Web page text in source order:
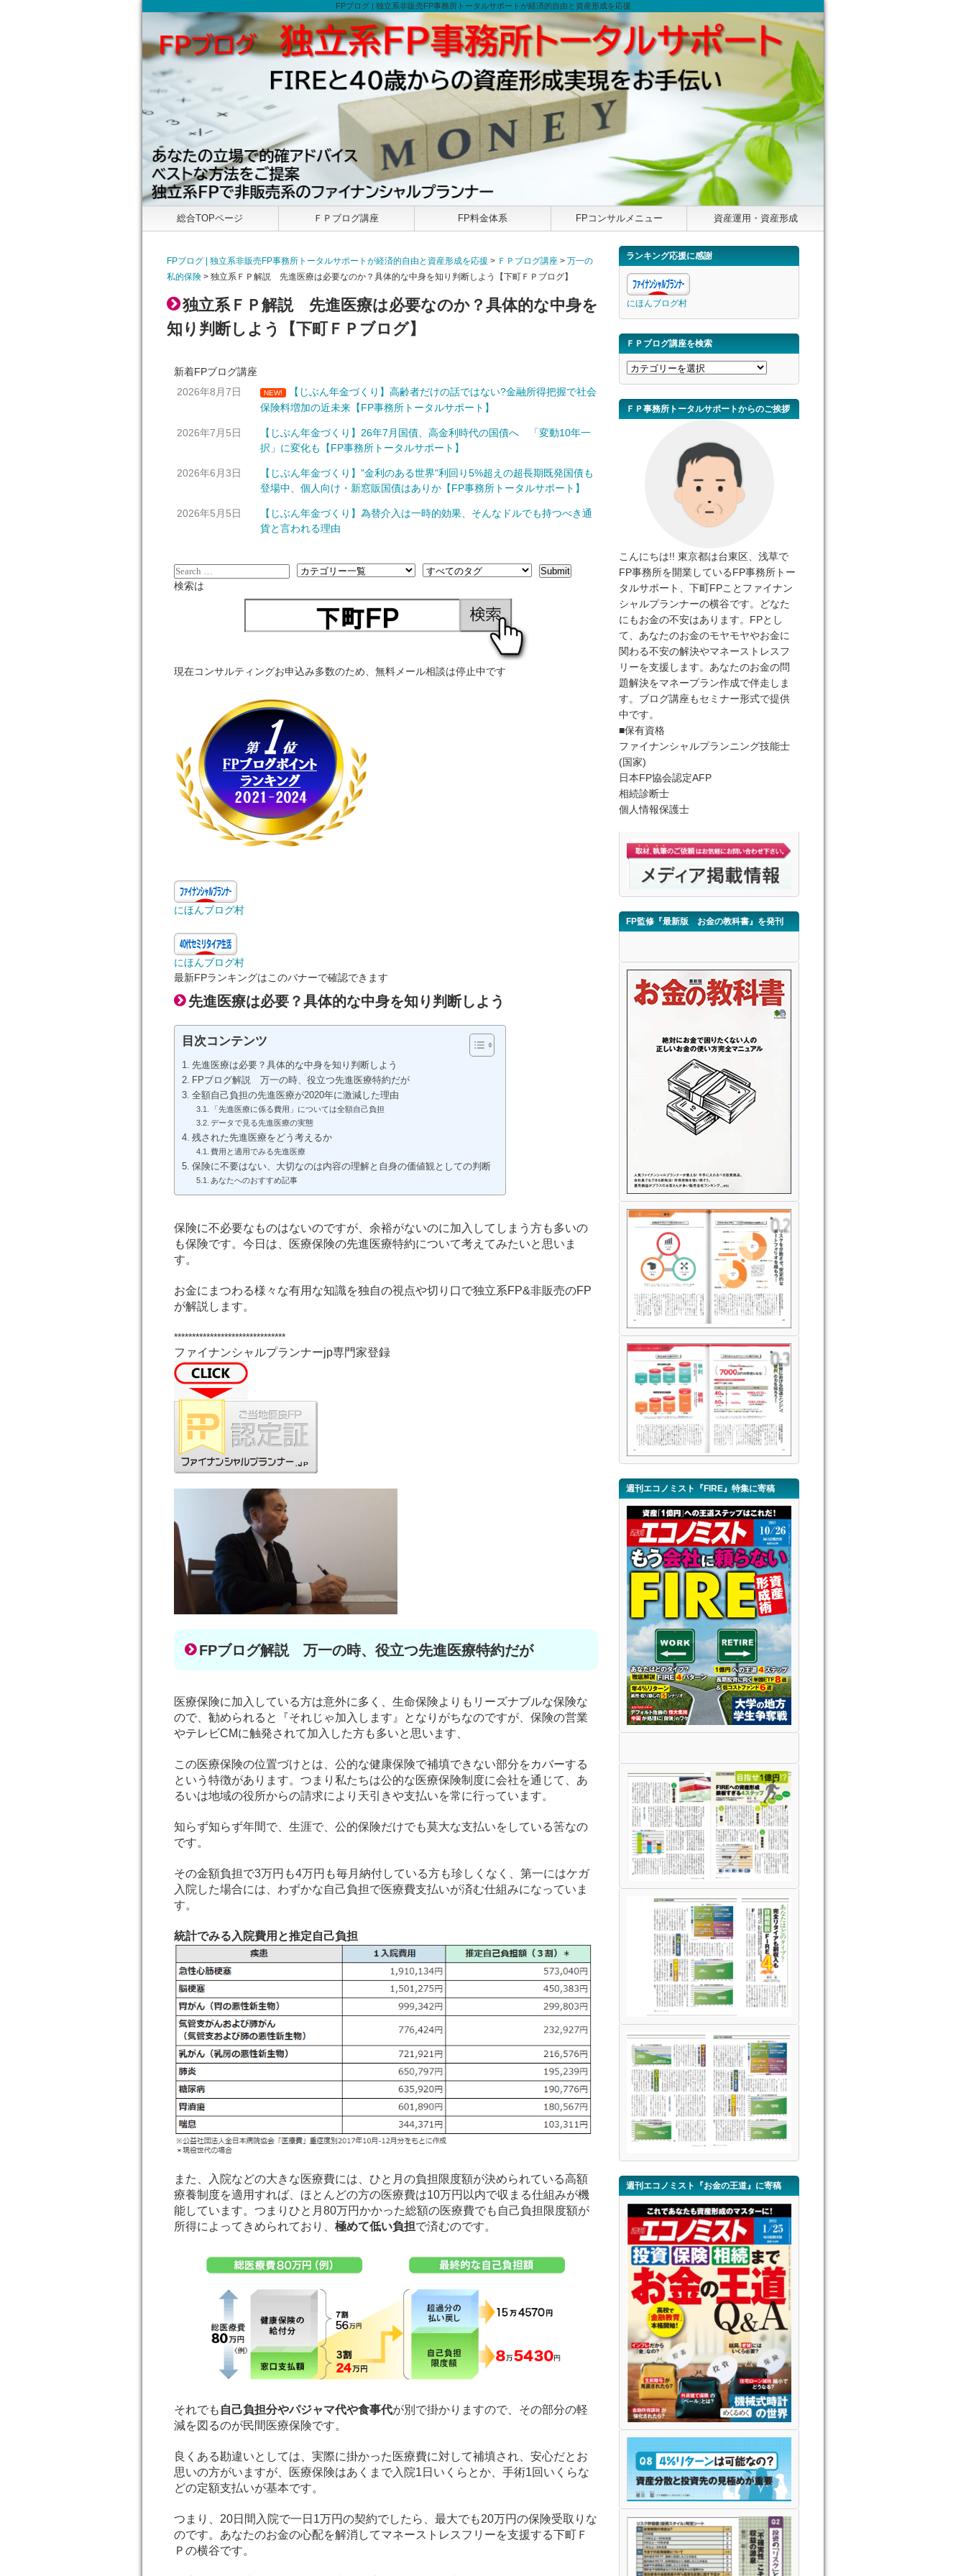
FPブログ | 独立系非販売FP事務所トータルサポートが経済的自由と資産形成を応援
総合TOPページ ＦＰブログ講座 FP料金体系 FPコンサルメニュー 資産運用・資産形成
FPブログ | 独立系非販売FP事務所トータルサポートが経済的自由と資産形成を応援 > ＦＰブログ講座 > 万一の
私的保険 > 独立系ＦＰ解説 先進医療は必要なのか？具体的な中身を知り判断しよう【下町ＦＰブログ】
独立系ＦＰ解説 先進医療は必要なのか？具体的な中身を
知り判断しよう【下町ＦＰブログ】
新着FPブログ講座
2026年8月7日
NEW! 【じぶん年金づくり】高齢者だけの話ではない?金融所得把握で社会
保険料増加の近未来【FP事務所トータルサポート】
2026年7月5日
【じぶん年金づくり】26年7月国債、高金利時代の国債へ 「変動10年一
択」に変化も【FP事務所トータルサポート】
2026年6月3日
【じぶん年金づくり】"金利のある世界"利回り5%超えの超長期既発国債も
登場中、個人向け・新窓販国債はありか【FP事務所トータルサポート】
2026年5月5日
【じぶん年金づくり】為替介入は一時的効果、そんなドルでも持つべき通
貨と言われる理由
検索は
現在コンサルティングお申込み多数のため、無料メール相談は停止中です
にほんブログ村
にほんブログ村
最新FPランキングはこのバナーで確認できます
先進医療は必要？具体的な中身を知り判断しよう
目次コンテンツ
先進医療は必要？具体的な中身を知り判断しよう
FPブログ解説 万一の時、役立つ先進医療特約だが
全額自己負担の先進医療が2020年に激減した理由
「先進医療に係る費用」については全額自己負担
データで見る先進医療の実態
残された先進医療をどう考えるか
費用と適用でみる先進医療
保険に不要はない、大切なのは内容の理解と自身の価値観としての判断
あなたへのおすすめ記事
保険に不必要なものはないのですが、余裕がないのに加入してしまう方も多いの
も保険です。今日は、医療保険の先進医療特約について考えてみたいと思いま
す。
お金にまつわる様々な有用な知識を独自の視点や切り口で独立系FP&非販売のFP
が解説します。
*******************************
ファイナンシャルプランナーjp専門家登録
FPブログ解説 万一の時、役立つ先進医療特約だが
医療保険に加入している方は意外に多く、生命保険よりもリーズナブルな保険な
ので、勧められると『それじゃ加入します』となりがちなのですが、保険の営業
やテレビCMに触発されて加入した方も多いと思います、
この医療保険の位置づけとは、公的な健康保険で補填できない部分をカバーする
という特徴があります。つまり私たちは公的な医療保険制度に会社を通じて、あ
るいは地域の役所からの請求により天引きや支払いを常に行っています。
知らず知らず年間で、生涯で、公的保険だけでも莫大な支払いをしている筈なの
です。
その金額負担で3万円も4万円も毎月納付している方も珍しくなく、第一にはケガ
入院した場合には、わずかな自己負担で医療費支払いが済む仕組みになっていま
す。
統計でみる入院費用と推定自己負担
また、入院などの大きな医療費には、ひと月の負担限度額が決められている高額
療養制度を適用すれば、ほとんどの方の医療費は10万円以内で収まる仕組みが機
能しています。つまりひと月80万円かかった総額の医療費でも自己負担限度額が
所得によってきめられており、 極めて低い負担で済むのです。
それでも 自己負担分やパジャマ代や食事代が別で掛かりますので、その部分の軽
減を図るのが民間医療保険です。
良くある勘違いとしては、実際に掛かった医療費に対して補填され、安心だとお
思いの方がいますが、医療保険はあくまで入院1日いくらとか、手術1回いくらな
どの定額支払いが基本です。
つまり、20日間入院で一日1万円の契約でしたら、最大でも20万円の保険受取りな
のです。あなたのお金の心配を解消してマネーストレスフリーを支援する下町Ｆ
Ｐの横谷です。
ランキング応援に感謝
にほんブログ村
ＦＰブログ講座を検索
Ｆ
Ｐ
ブ
ＦＰ事務所トータルサポートからのご挨拶
こんにちは!! 東京都は台東区、浅草で
FP事務所を開業しているFP事務所トー
タルサポート、下町FPことファイナン
シャルプランナーの横谷です。どなた
にもお金の不安はあります。FPとし
て、あなたのお金のモヤモヤやお金に
関わる不安の解決やマネーストレスフ
リーを支援します。あなたのお金の問
題解決をマネープラン作成で伴走しま
す。ブログ講座もセミナー形式で提供
中です。
■保有資格
ファイナンシャルプランニング技能士
(国家)
日本FP協会認定AFP
相続診断士
個人情報保護士
FP監修『最新版 お金の教科書』を発刊
週刊エコノミスト『FIRE』特集に寄稿
週刊エコノミスト『お金の王道』に寄稿